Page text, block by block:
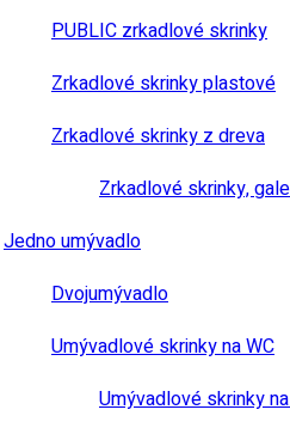
PUBLIC zrkadlové skrinky
Zrkadlové skrinky plastové
Zrkadlové skrinky z dreva
Zrkadlové skrinky,
Jedno umývadlo
Dvojumývadlo
Umývadlové skrinky na WC
Umývadlové skrinky